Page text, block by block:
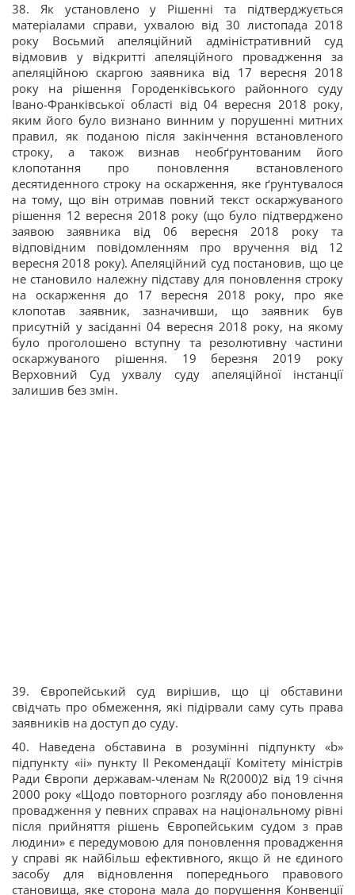
38. Як установлено у Рішенні та підтверджується
матеріалами справи, ухвалою від 30 листопада 2018
року Восьмий апеляційний адміністративний суд
відмовив у відкритті апеляційного провадження за
апеляційною скаргою заявника від 17 вересня 2018
року на рішення Городенківського районного суду
Івано-Франківської області від 04 вересня 2018 року,
яким його було визнано винним у порушенні митних
правил, як поданою після закінчення встановленого
строку, а також визнав необґрунтованим його
клопотання про поновлення встановленого
десятиденного строку на оскарження, яке ґрунтувалося
на тому, що він отримав повний текст оскаржуваного
рішення 12 вересня 2018 року (що було підтверджено
заявою заявника від 06 вересня 2018 року та
відповідним повідомленням про вручення від 12
вересня 2018 року). Апеляційний суд постановив, що це
не становило належну підставу для поновлення строку
на оскарження до 17 вересня 2018 року, про яке
клопотав заявник, зазначивши, що заявник був
присутній у засіданні 04 вересня 2018 року, на якому
було проголошено вступну та резолютивну частини
оскаржуваного рішення. 19 березня 2019 року
Верховний Суд ухвалу суду апеляційної інстанції
залишив без змін.
39. Європейський суд вирішив, що ці обставини
свідчать про обмеження, які підірвали саму суть права
заявників на доступ до суду.
40. Наведена обставина в розумінні підпункту «b»
підпункту «іі» пункту ІІ Рекомендації Комітету міністрів
Ради Європи державам-членам № R(2000)2 від 19 січня
2000 року «Щодо повторного розгляду або поновлення
провадження у певних справах на національному рівні
після прийняття рішень Європейським судом з прав
людини» є передумовою для поновлення провадження
у справі як найбільш ефективного, якщо й не єдиного
засобу для відновлення попереднього правового
становища, яке сторона мала до порушення Конвенції